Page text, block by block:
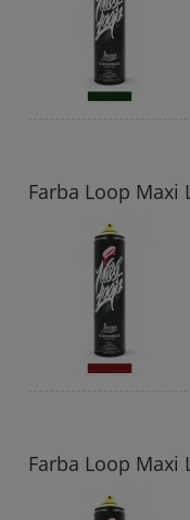
Farba Loop Maxi
Farba Loop Maxi